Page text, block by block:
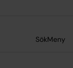
SökMeny